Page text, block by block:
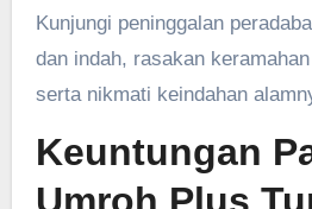
Kunjungi peninggalan
dan indah, rasakan
serta nikmati keindahan
Keuntungan
Umroh Plus